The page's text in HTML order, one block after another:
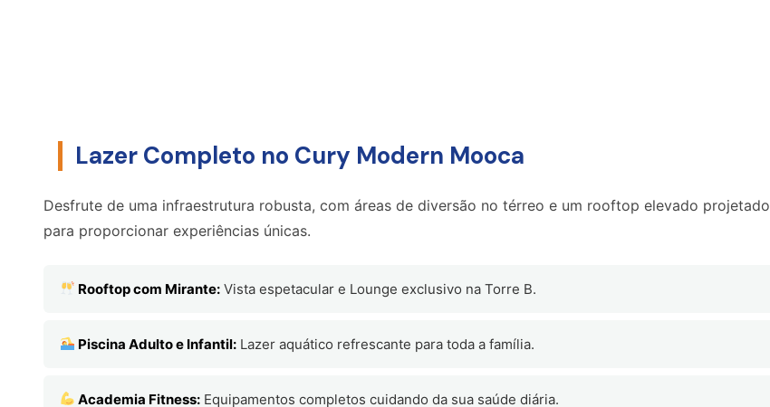
Lazer Completo no Cury Modern Mooca
Desfrute de uma infraestrutura robusta, com áreas de diversão no térreo e um rooftop elevado projetado
para proporcionar experiências únicas.
Rooftop com Mirante: Vista espetacular e Lounge exclusivo na Torre B.
Piscina Adulto e Infantil: Lazer aquático refrescante para toda a família.
Academia Fitness: Equipamentos completos cuidando da sua saúde diária.